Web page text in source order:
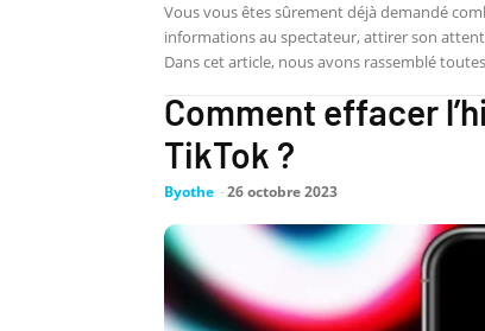
Vous vous êtes sûrement déjà demandé
informations au spectateur, attirer son
Dans cet article, nous avons rassemblé
Comment effacer
TikTok ?
Byothe -26 octobre 2023